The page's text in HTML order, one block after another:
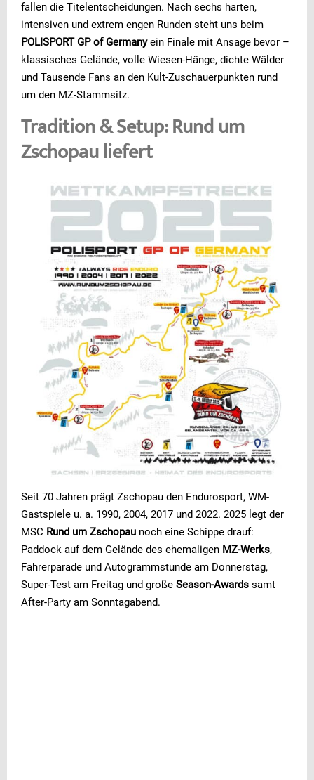
fallen die Titelentscheidungen. Nach sechs harten,
intensiven und extrem engen Runden steht uns beim
POLISPORT GP of Germanyein Finale mit Ansage bevor –
klassisches Gelände, volle Wiesen-Hänge, dichte Wälder
und Tausende Fans an den Kult-Zuschauerpunkten rund
um den MZ-Stammsitz.
Tradition & Setup: Rund um
Zschopau liefert
Seit 70 Jahren prägt Zschopau den Endurosport, WM-
Gastspiele u. a. 1990, 2004, 2017 und 2022. 2025 legt der
MSC Rund um Zschopau noch eine Schippe drauf:
Paddock auf dem Gelände des ehemaligen MZ-Werks,
Fahrerparade und Autogrammstunde am Donnerstag,
Super-Test am Freitag und große Season-Awards samt
After-Party am Sonntagabend.